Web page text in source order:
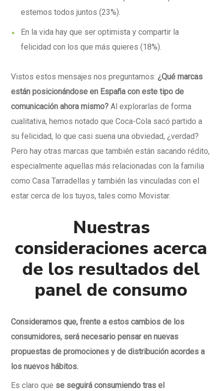
estemos todos juntos (23%).
En la vida hay que ser optimista y compartir la
felicidad con los que más quieres (18%).
Vistos estos mensajes nos preguntamos:¿Qué marcas
están posicionándose en España con este tipo de
comunicación ahora mismo? Al explorarlas de forma
cualitativa, hemos notado que Coca-Cola sacó partido a
su felicidad, lo que casi suena una obviedad, ¿verdad?
Pero hay otras marcas que también están sacando rédito,
especialmente aquellas más relacionadas con la familia
como Casa Tarradellas y también las vinculadas con el
estar cerca de los tuyos, tales como Movistar.
Nuestras
consideraciones acerca
de los resultados del
panel de consumo
Consideramos que, frente a estos cambios de los
consumidores, será necesario pensar en nuevas
propuestas de promociones y de distribución acordes a
los nuevos hábitos.
Es claro que se seguirá consumiendo tras el